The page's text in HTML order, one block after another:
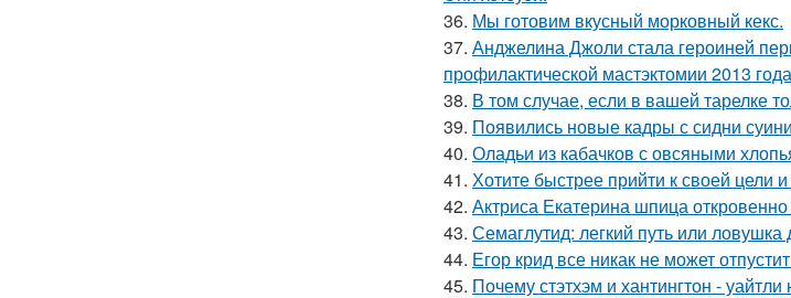
36. Мы готовим вкусный морковный кекс.
37. Анджелина Джоли стала героиней
профилактической мастэктомии 2013
38. В том случае, если в вашей тарелке
39. Появились новые кадры с сидни
40. Оладьи из кабачков с овсяными
41. Хотите быстрее прийти к своей цели
42. Актриса Екатерина шпица
43. Семаглутид: легкий путь или ловушка
44. Егор крид все никак не может
45. Почему стэтхэм и хантингтон -